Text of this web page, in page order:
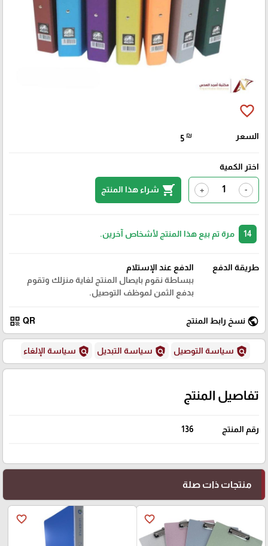
favorite_border
السعر 5 ₪
اختر الكمية
-
+
shopping_cart شراء هذا المنتج
مرة تم بيع هذا المنتج لأشخاص آخرين.
طريقة الدفع
الدفع عند الإستلام
ببساطة نقوم بايصال المنتج لغاية منزلك وتقوم
بدفع الثمن لموظف التوصيل.
public نسخ رابط المنتج QR
qr_code
policy سياسة التوصيل policy سياسة التبديل policy سياسة الإلغاء
تفاصيل المنتج
رقم المنتج 136
منتجات ذات صلة
favorite_border
favorite_border